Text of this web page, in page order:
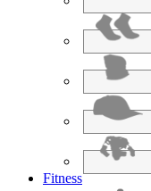
Fitness